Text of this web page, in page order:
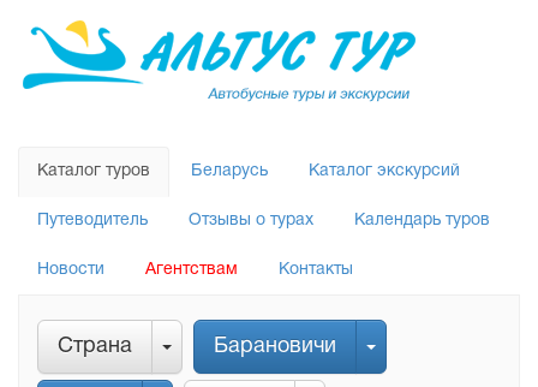
Каталог туров Беларусь Каталог экскурсий
Путеводитель Отзывы о турах Календарь туров
Новости Агентствам Контакты
Страна Барановичи